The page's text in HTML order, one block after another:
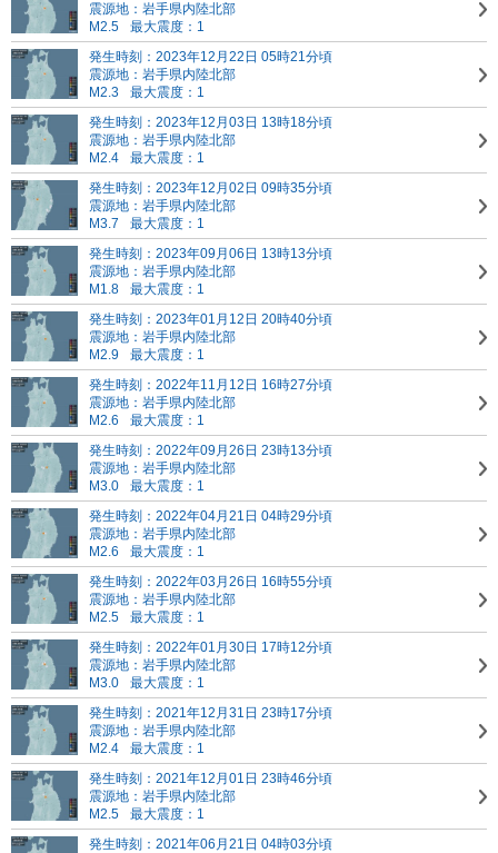
震源地：岩手県内陸北部
M2.5
最大震度：1
発生時刻：2023年12月22日 05時21分頃
震源地：岩手県内陸北部
M2.3
最大震度：1
発生時刻：2023年12月03日 13時18分頃
震源地：岩手県内陸北部
M2.4
最大震度：1
発生時刻：2023年12月02日 09時35分頃
震源地：岩手県内陸北部
M3.7
最大震度：1
発生時刻：2023年09月06日 13時13分頃
震源地：岩手県内陸北部
M1.8
最大震度：1
発生時刻：2023年01月12日 20時40分頃
震源地：岩手県内陸北部
M2.9
最大震度：1
発生時刻：2022年11月12日 16時27分頃
震源地：岩手県内陸北部
M2.6
最大震度：1
発生時刻：2022年09月26日 23時13分頃
震源地：岩手県内陸北部
M3.0
最大震度：1
発生時刻：2022年04月21日 04時29分頃
震源地：岩手県内陸北部
M2.6
最大震度：1
発生時刻：2022年03月26日 16時55分頃
震源地：岩手県内陸北部
M2.5
最大震度：1
発生時刻：2022年01月30日 17時12分頃
震源地：岩手県内陸北部
M3.0
最大震度：1
発生時刻：2021年12月31日 23時17分頃
震源地：岩手県内陸北部
M2.4
最大震度：1
発生時刻：2021年12月01日 23時46分頃
震源地：岩手県内陸北部
M2.5
最大震度：1
発生時刻：2021年06月21日 04時03分頃